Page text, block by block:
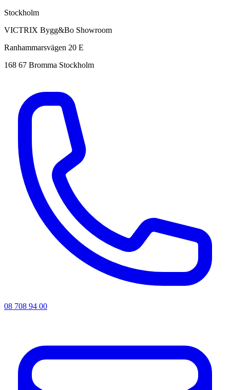
Stockholm
VICTRIX Bygg&Bo Showroom
Ranhammarsvägen 20 E
168 67 Bromma Stockholm
08 708 94 00